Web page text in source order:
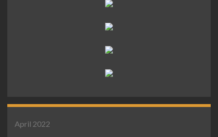
April 2022